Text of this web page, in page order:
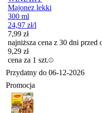
Majonez lekki
300 ml
24,97 zł/l
7,99 zł
najniższa cena z 30 dni przed
9,29 zł
cena za 1 szt.
Przydatny do 06-12-2026
Promocja